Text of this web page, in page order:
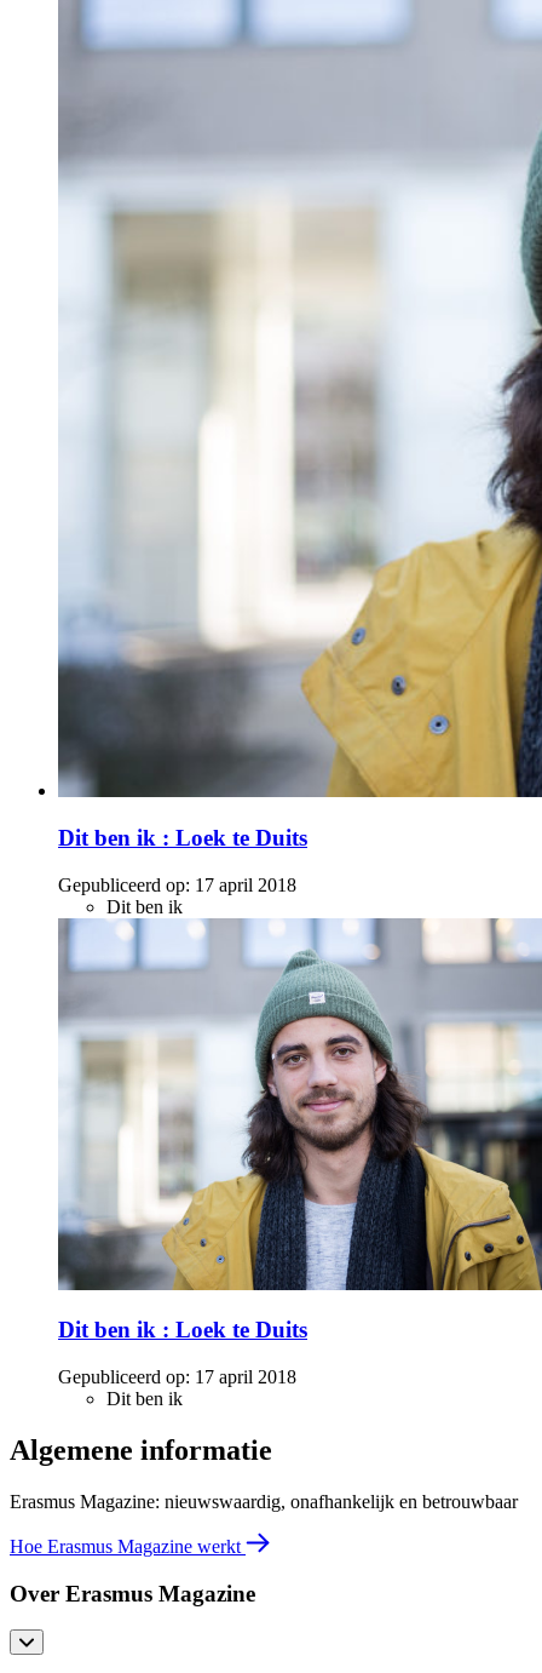
Dit ben ik : Loek te Duits
Gepubliceerd op: 17 april 2018
Dit ben ik
Dit ben ik : Loek te Duits
Gepubliceerd op: 17 april 2018
Dit ben ik
Algemene informatie
Erasmus Magazine: nieuwswaardig, onafhankelijk en betrouwbaar
Hoe Erasmus Magazine werkt
Over Erasmus Magazine